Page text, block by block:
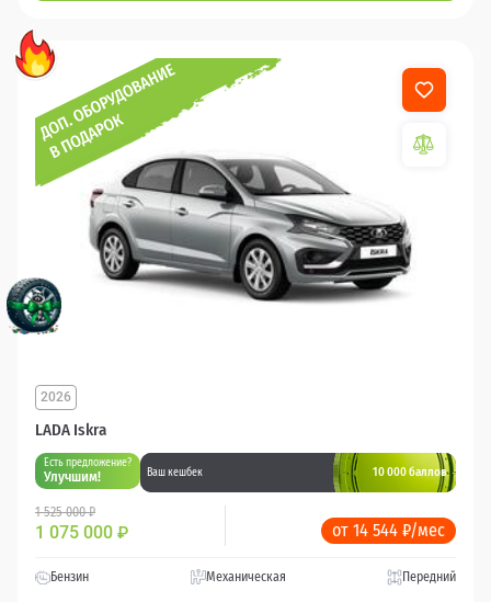
LADA Iskra
2026
Есть предложение?
Улучшим! Ваш кешбек 10 000 баллов
1 525 000 ₽
1 075 000 ₽ от 14 544 ₽/мес
Бензин Механическая Передний